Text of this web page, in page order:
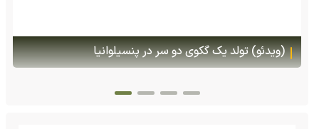
(ویدئو) تصاویر شگفت‌انگیز از مارمولک گلو بادبزنی که
هنگام خطر یک مایع چسبناک از بدنش پرتاب می‌کند